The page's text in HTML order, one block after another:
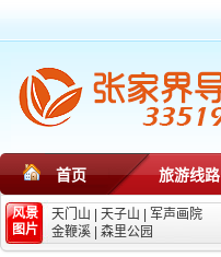
首页 旅游线路
风景
图片
天门山 天子山
军声画院
金鞭溪
森里公园